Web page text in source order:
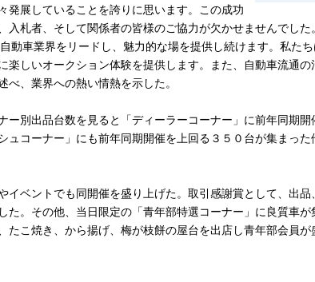
発展していることを誇りに思います。この成功
入札者、そして関係者の皆様のご協力が欠かせませんでし
動車業界をリードし、魅力的な場を提供し続けます。私た
楽しいオークション体験を提供します。また、自動車流通
べ、業界への熱い情熱を示した。
ー別出品台数を見ると「ディーラーコーナー」に前年同期
ュコーナー」にも前年同期開催を上回る３５０台が集まっ
イベントでも同開催を盛り上げた。取引感謝賞として、出
た。その他、当日限定の「青年部特選コーナー」に良質車
たこ焼き、から揚げ、梅が枝餅の屋台を出店し青年部会員が